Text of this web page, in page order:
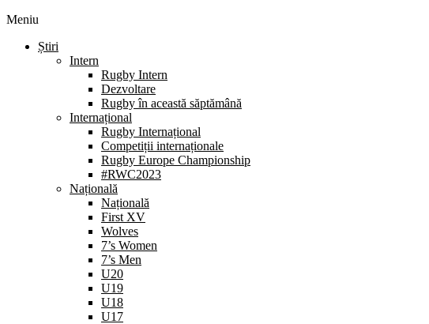
Meniu
Știri
Intern
Rugby Intern
Dezvoltare
Rugby în această săptămână
Internațional
Rugby Internațional
Competiții internaționale
Rugby Europe Championship
#RWC2023
Națională
Națională
First XV
Wolves
7’s Women
7’s Men
U20
U19
U18
U17